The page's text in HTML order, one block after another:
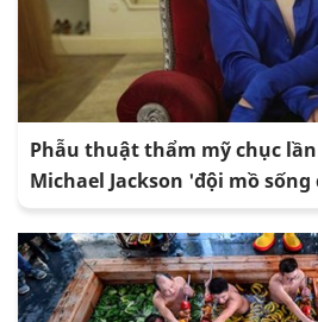
Phẫu thuật thẩm mỹ chục
Michael Jackson 'đội mồ sống